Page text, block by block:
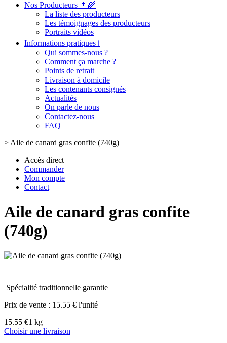
Nos Producteurs 👨‍🌾
La liste des producteurs
Les témoignages des producteurs
Portraits vidéos
Informations pratiques ℹ️
Qui sommes-nous ?
Comment ça marche ?
Points de retrait
Livraison à domicile
Les contenants consignés
Actualités
On parle de nous
Contactez-nous
FAQ
> Aile de canard gras confite (740g)
Accès direct
Commander
Mon compte
Contact
Aile de canard gras confite
(740g)
Spécialité traditionnelle garantie
Prix de vente : 15.55 € l'unité
15.55 €1 kg
Choisir une livraison